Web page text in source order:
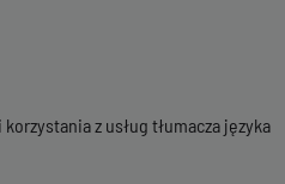
z usług tłumacza języka